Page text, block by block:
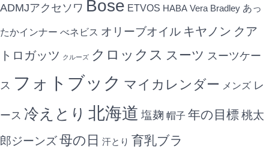
ADMJアクセソワ Bose ETVOS HABA Vera Bradley あっ
たかインナー べネビス オリーブオイル キヤノン クア
トロガッツ クルーズ クロックス スーツ スーツケー
ス フォトブック マイカレンダー メンズ レ
ース 冷えとり 北海道 塩麹 帽子 年の目標 桃太
郎ジーンズ母の日 汗とり 育乳ブラ